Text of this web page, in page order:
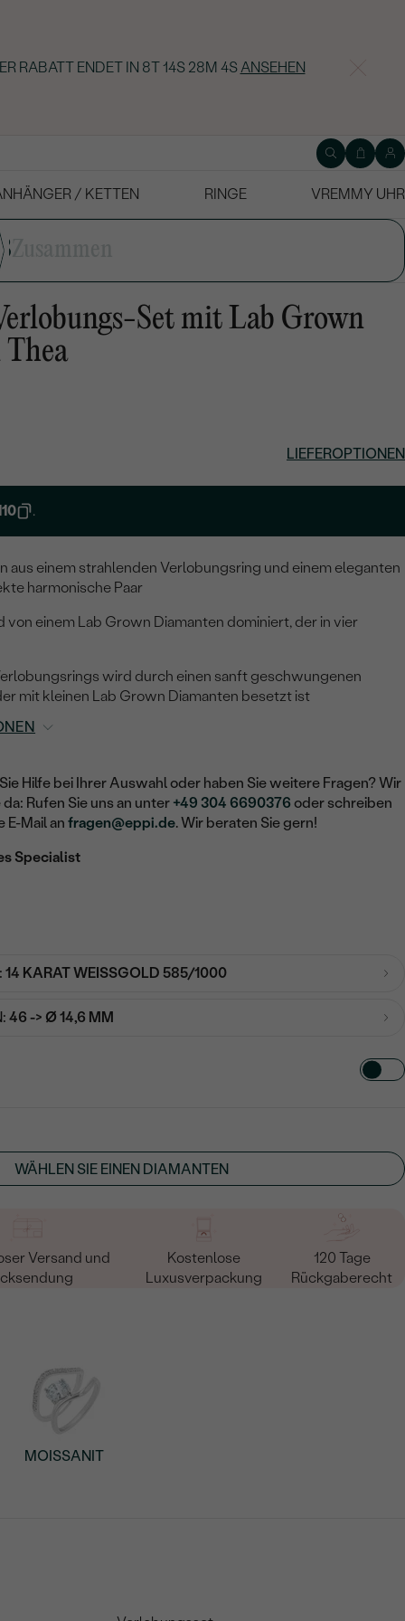
RABATT ENDET IN 8T 14S 28M 3SANSEHEN
/ KETTEN RINGE VREMMY UHR
3
Set mit Lab Grown
LIEFEROPTIONEN
.
aus einem strahlenden Verlobungsring und einem eleganten
harmonische Paar
einem Lab Grown Diamanten dominiert, der in vier
wird durch einen sanft geschwungenen
mit kleinen Lab Grown Diamanten besetzt ist
Hilfe bei Ihrer Auswahl oder haben Sie weitere Fragen? Wir
Rufen Sie uns an unter +49 304 6690376 oder schreiben
E-Mail anfragen@eppi.de. Wir beraten Sie gern!
Specialist
14 KARAT WEISSGOLD 585/1000
46 -> Ø 14,6 MM
WÄHLEN SIE EINEN DIAMANTEN
Versand und
Kostenlose
Luxusverpackung
120 Tage
Rückgaberecht
MOISSANIT